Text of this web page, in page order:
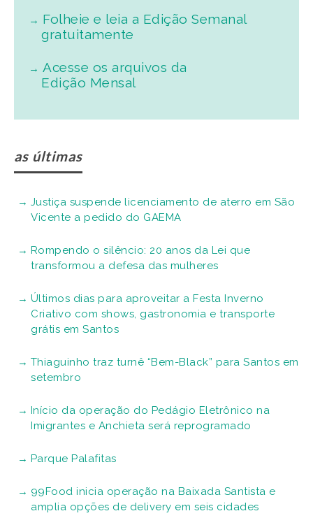
Folheie e leia a Edição Semanal
gratuitamente
Acesse os arquivos da
Edição Mensal
as últimas
Justiça suspende licenciamento de aterro em São
Vicente a pedido do GAEMA
Rompendo o silêncio: 20 anos da Lei que
transformou a defesa das mulheres
Últimos dias para aproveitar a Festa Inverno
Criativo com shows, gastronomia e transporte
grátis em Santos
Thiaguinho traz turnê “Bem-Black” para Santos em
setembro
Início da operação do Pedágio Eletrônico na
Imigrantes e Anchieta será reprogramado
Parque Palafitas
99Food inicia operação na Baixada Santista e
amplia opções de delivery em seis cidades